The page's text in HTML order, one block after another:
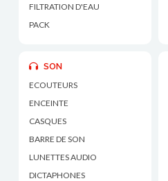
FILTRATION D'EAU
PACK
SON
ECOUTEURS
ENCEINTE
CASQUES
BARRE DE SON
LUNETTES AUDIO
DICTAPHONES